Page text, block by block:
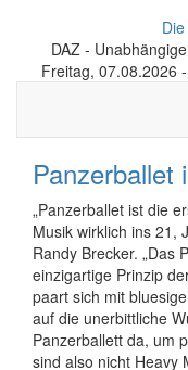
DAZ -
Freitag, 07.08.2026
Panzerballet
„Panzerballet ist die
Musik wirklich ins 21,
Randy Brecker. „Das
einzigartige Prinzip
paart sich mit
auf die unerbittliche
Panzerballett da, um
sind also nicht Heavy